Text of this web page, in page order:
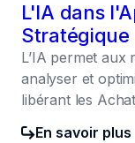
L'IA dans
Stratégique
L’IA permet aux
analyser et
libérant les
En savoir plus